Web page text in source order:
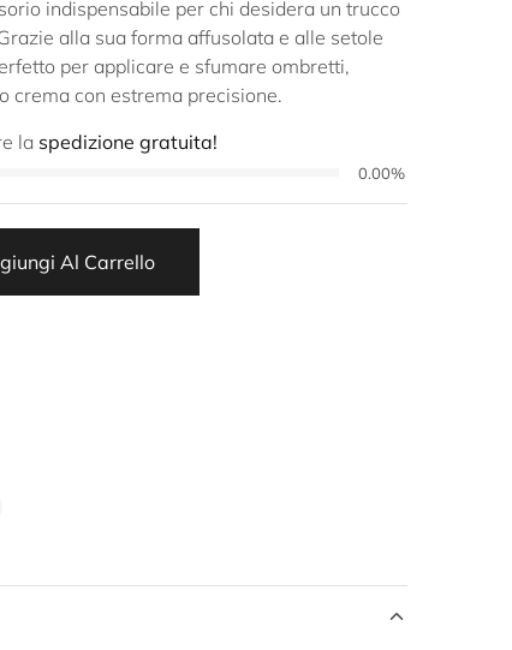
indispensabile per chi desidera un trucco
alla sua forma affusolata e alle setole
per applicare e sfumare ombretti,
crema con estrema precisione.
la spedizione gratuita!
0.00%
Al Carrello